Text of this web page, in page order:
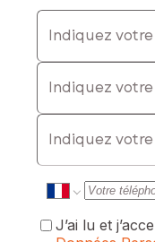
Indiquez votre
Indiquez votre
E-mail
J’ai lu et